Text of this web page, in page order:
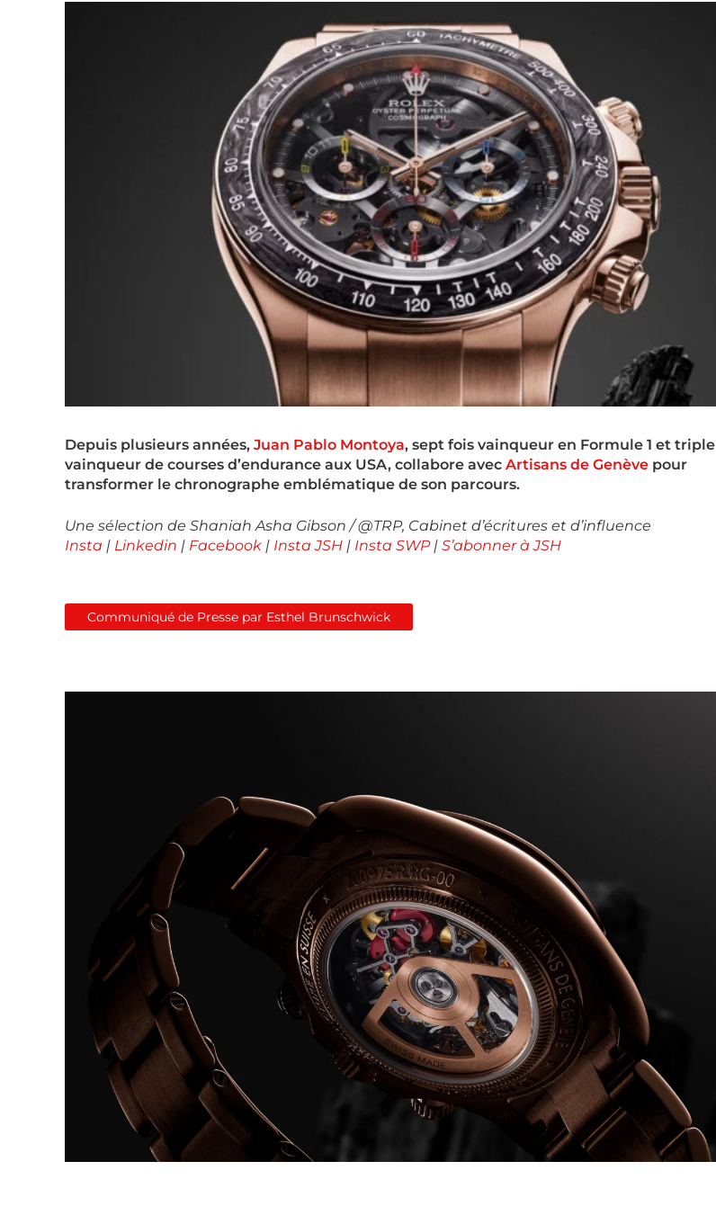
Depuis plusieurs années, Juan Pablo Montoya, sept fois vainqueur en Formule 1 et triple
vainqueur de courses d’endurance aux USA, collabore avec Artisans de Genève pour
transformer le chronographe emblématique de son parcours.
Une sélection de Shaniah Asha Gibson / @TRP, Cabinet d’écritures et d’influence
Insta | Linkedin | Facebook | Insta JSH | Insta SWP| S’abonner à JSH
Communiqué de Presse par Esthel Brunschwick